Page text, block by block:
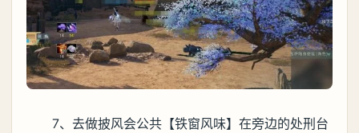
7、去做披风会公共【铁窗风味】在旁边的处刑台